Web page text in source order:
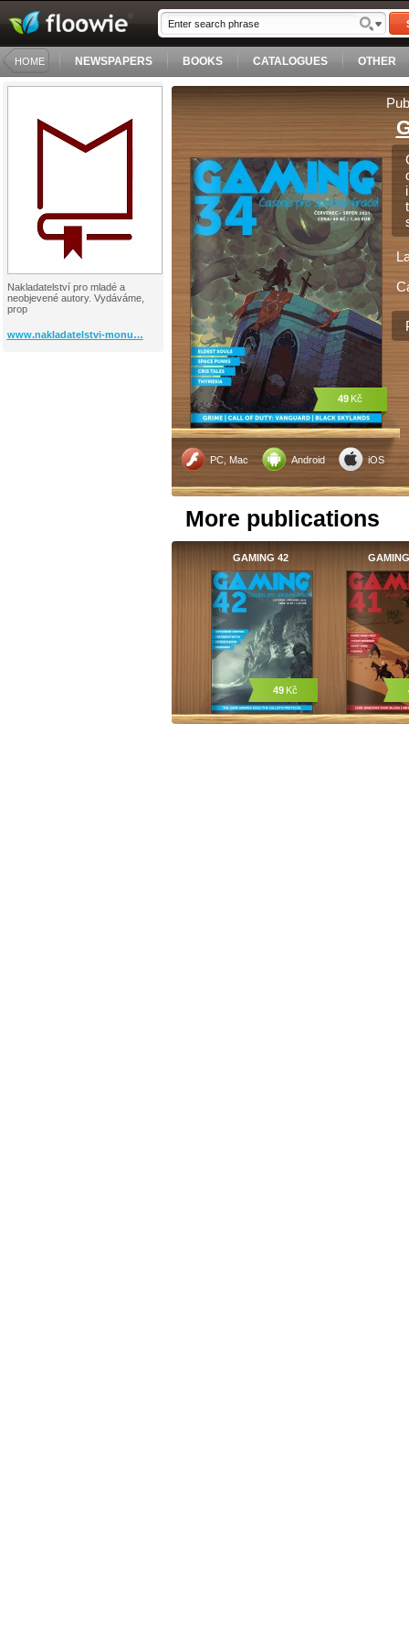
HOME NEWSPAPERS BOOKS CATALOGUES OTHER
Nakladatelství pro mladé a
neobjevené autory. Vydáváme,
prop
www.nakladatelstvi-monu…
PC, Mac Android iOS
49 Kč
More publications
GAMING 42
49 Kč